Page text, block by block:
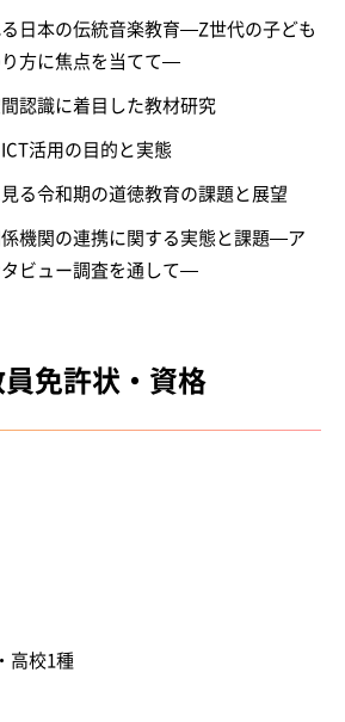
日本の伝統音楽教育―Z世代の子ども
方に焦点を当てて―
認識に着目した教材研究
活用の目的と実態
る令和期の道徳教育の課題と展望
機関の連携に関する実態と課題―ア
ビュー調査を通して―
免許状・資格
高校1種